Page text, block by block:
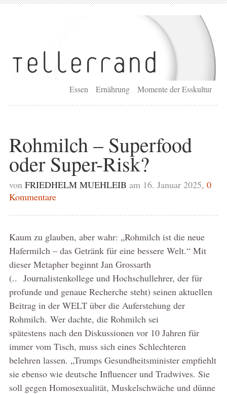
Essen Ernährung Momente der Esskultur
Rohmilch – Superfood
oder Super-Risk?
von FRIEDHELM MUEHLEIB am 16. Januar 2025, 0
Kommentare
Kaum zu glauben, aber wahr: „Rohmilch ist die neue
Hafermilch – das Getränk für eine bessere Welt.“ Mit
dieser Metapher beginnt Jan Grossarth
(.. Journalistenkollege und Hochschullehrer, der für
profunde und genaue Recherche steht) seinen aktuellen
Beitrag in der WELT über die Auferstehung der
Rohmilch. Wer dachte, die Rohmilch sei
spätestens nach den Diskussionen vor 10 Jahren für
immer vom Tisch, muss sich eines Schlechteren
belehren lassen. „Trumps Gesundheitsminister empfiehlt
sie ebenso wie deutsche Influencer und Tradwives. Sie
soll gegen Homosexualität, Muskelschwäche und dünne